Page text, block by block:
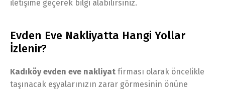
iletişime geçerek bilgi alabilirsiniz.
Evden Eve Nakliyatta Hangi Yollar
İzlenir?
Kadıköy evden eve nakliyat firması olarak öncelikle
taşınacak eşyalarınızın zarar görmesinin önüne